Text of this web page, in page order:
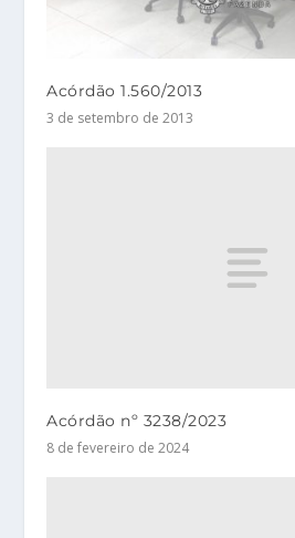
Acórdão 1.560/2013
3 de setembro de 2013
Acórdão nº 3238/2023
8 de fevereiro de 2024